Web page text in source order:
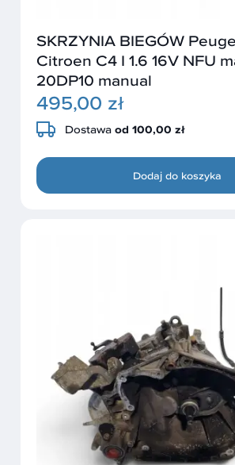
SKRZYNIA BIEGÓW
Citroen C4 I 1.6 16V NFU
20DP10 manual
495,00 zł
Dostawa od 100,00 zł
Dodaj do koszyka